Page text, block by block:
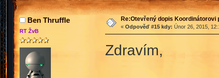
Ben Thruffle
RT ŽvB
Re:Otevřený dopis Koordinátorovi
« Odpověď #15 kdy: Únor 26, 2015,
Zdravím,